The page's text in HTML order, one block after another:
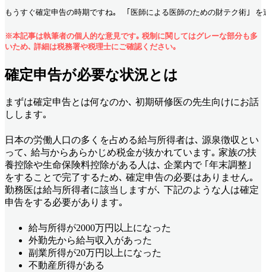
もうすぐ確定申告の時期ですね｡  ｢医師による医師のための財テク術｣
※本記事は執筆者の個人的な意見です｡ 税制に関してはグレーな部分も多
いため､ 詳細は税務署や税理士にご確認ください｡
確定申告が必要な状況とは
まずは確定申告とは何なのか､ 初期研修医の先生向けにお話
しします｡
日本の労働人口の多くを占める給与所得者は､ 源泉徴収とい
って､ 給与からあらかじめ税金が抜かれています｡ 家族の扶
養控除や生命保険料控除がある人は､ 企業内で ｢年末調整｣
をすることで完了するため､ 確定申告の必要はありません｡
勤務医は給与所得者に該当しますが､ 下記のような人は確定
申告をする必要があります｡
給与所得が2000万円以上になった
外勤先から給与収入があった
副業所得が20万円以上になった
不動産所得がある